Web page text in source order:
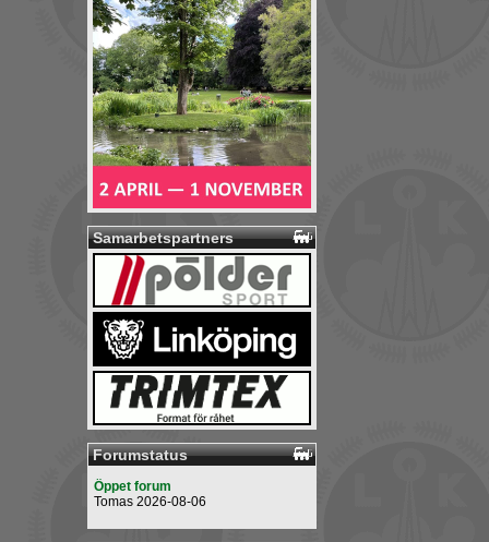
Samarbetspartners
Forumstatus
Öppet forum
Tomas 2026-08-06